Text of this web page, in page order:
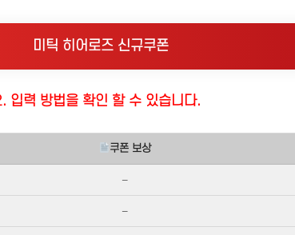
미틱 히어로즈 신규쿠폰
입력 방법을 확인 할 수 있습니다.
쿠폰 보상
–
–